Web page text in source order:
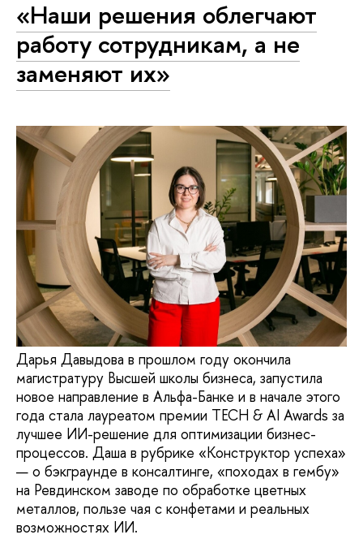
«Наши решения облегчают
работу сотрудникам, а не
заменяют их»
Дарья Давыдова в прошлом году окончила
магистратуру Высшей школы бизнеса, запустила
новое направление в Альфа-Банке и в начале этого
года стала лауреатом премии TECH & AI Awards за
лучшее ИИ-решение для оптимизации бизнес-
процессов. Даша в рубрике «Конструктор успеха»
— о бэкграунде в консалтинге, «походах в гембу»
на Ревдинском заводе по обработке цветных
металлов, пользе чая с конфетами и реальных
возможностях ИИ.